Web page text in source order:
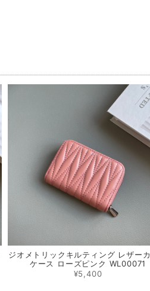
ジオメトリックキルティング レザー
ケース ローズピンク WL00071
¥5,400